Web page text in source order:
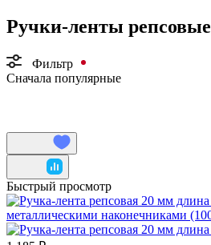
Ручки-ленты репсовые
Фильтр
Сначала популярные
Быстрый просмотр